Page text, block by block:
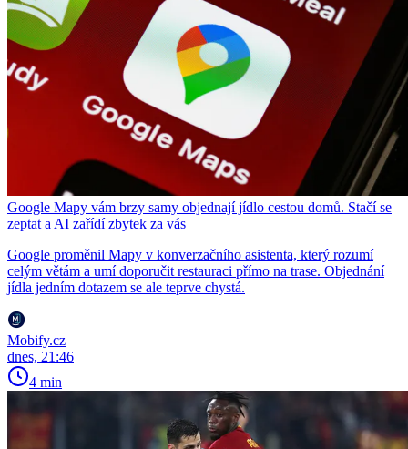
Google Mapy vám brzy samy objednají jídlo cestou domů. Stačí se
zeptat a AI zařídí zbytek za vás
Google proměnil Mapy v konverzačního asistenta, který rozumí
celým větám a umí doporučit restauraci přímo na trase. Objednání
jídla jedním dotazem se ale teprve chystá.
Mobify.cz
dnes, 21:46
4 min